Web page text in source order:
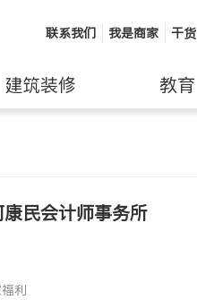
联系我们 我是商家 干货
建筑装修 教育
民会计师事务所
利